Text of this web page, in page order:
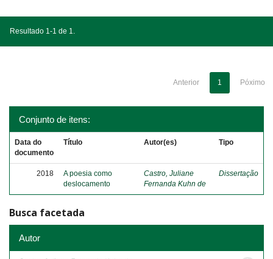
Resultado 1-1 de 1.
Anterior 1 Póximo
Conjunto de itens:
Data do
documento
Título Autor(es) Tipo
2018
A poesia como
deslocamento
Castro, Juliane
Fernanda Kuhn de
Dissertação
Busca facetada
Autor